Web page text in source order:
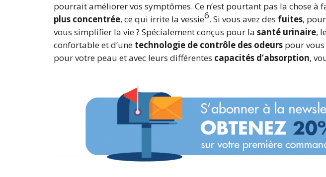
pourrait améliorer vos symptômes. Ce n’est pourtant pas la chose à
plus concentrée, ce qui irrite la vessie6. Si vous avez des fuites,
vous simplifier la vie ? Spécialement conçus pour la santé urinaire,
confortable et d’une technologie de contrôle des odeurs pour
pour votre peau et avec leurs différentes capacités d’absorption,